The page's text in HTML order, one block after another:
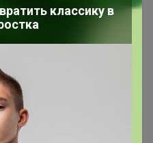
классику в